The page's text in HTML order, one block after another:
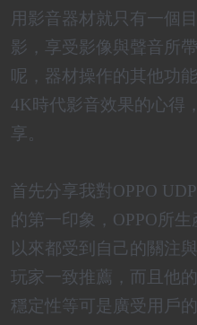
用影音器材就只有一個
影，享受影像與聲音所
呢，器材操作的其他功
4K時代影音效果的心得
享。
首先分享我對OPPO
的第一印象， OPPO所
以來都受到自己的關注
玩家一致推薦，而且他
穩定性等可是廣受用戶的